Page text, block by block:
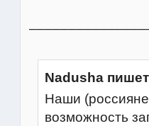
Nadusha
Наши
возможность